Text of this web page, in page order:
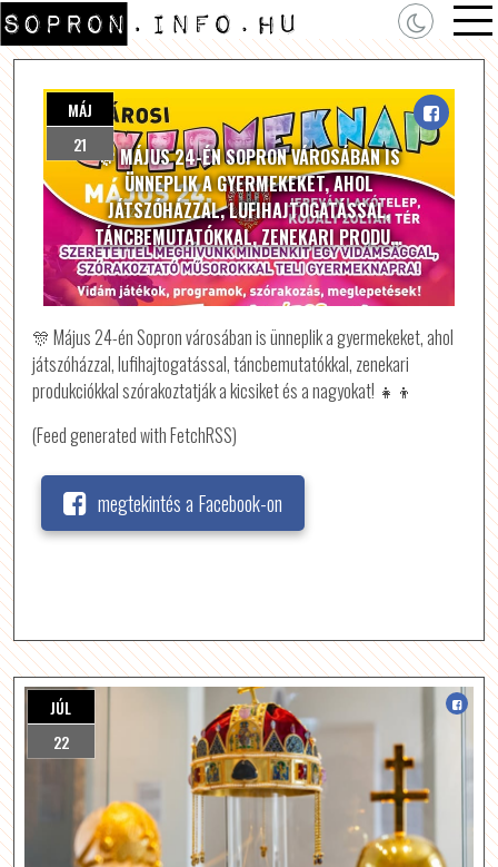
🎊 MÁJUS 24-ÉN SOPRON VÁROSÁBAN IS
ÜNNEPLIK A GYERMEKEKET, AHOL
JÁTSZÓHÁZZAL, LUFIHAJTOGATÁSSAL,
TÁNCBEMUTATÓKKAL, ZENEKARI PRODU…
MÁJ
21
🎊 Május 24-én Sopron városában is ünneplik a gyermekeket, ahol
játszóházzal, lufihajtogatással, táncbemutatókkal, zenekari
produkciókkal szórakoztatják a kicsiket és a nagyokat! 👧👦
(Feed generated with FetchRSS)
megtekintés a Facebook-on
JÚL
22